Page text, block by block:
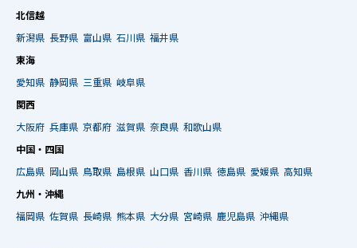
北信越
新潟県 長野県 富山県 石川県 福井県
東海
愛知県 静岡県 三重県 岐阜県
関西
大阪府 兵庫県 京都府 滋賀県 奈良県 和歌山県
中国・四国
広島県 岡山県 鳥取県 島根県 山口県 香川県 徳島県 愛媛県 高知県
九州・沖縄
福岡県 佐賀県 長崎県 熊本県 大分県 宮崎県 鹿児島県 沖縄県